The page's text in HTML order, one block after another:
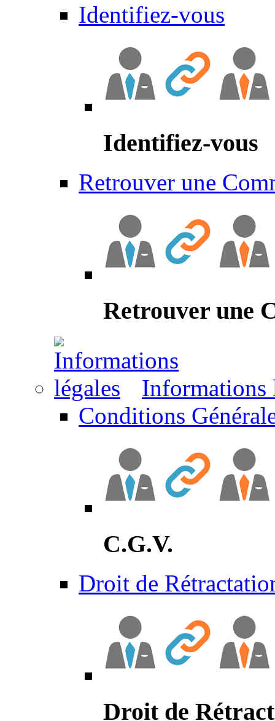
Identifiez-vous
Identifiez-vous
Retrouver une
Retrouver une
Informations
Conditions
C.G.V.
Droit de
Droit de